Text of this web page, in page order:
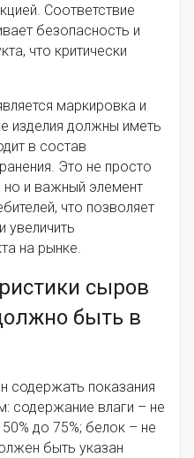
Соответствие
безопасность и
что критически
маркировка и
изделия должны иметь
в состав
Это не просто
но и важный элемент
что позволяет
увеличить
на рынке.
сыров
быть в
содержать показания
содержание влаги – не
до 75%; белок – не
быть указан